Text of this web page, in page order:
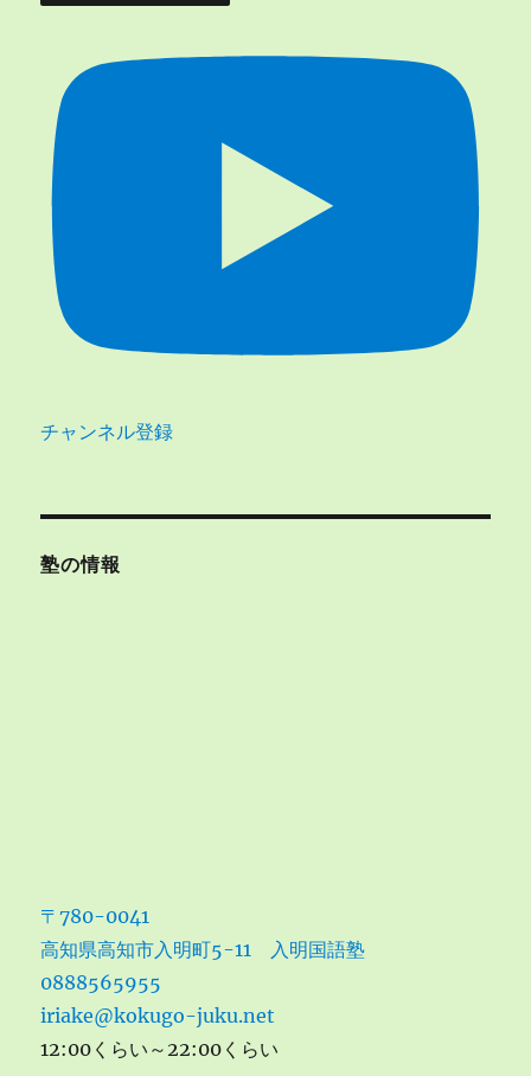
チャンネル登録
塾の情報
〒780-0041
高知県高知市入明町5-11 入明国語塾
0888565955
iriake@kokugo-juku.net
12:00くらい～22:00くらい